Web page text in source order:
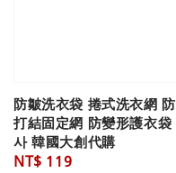
防皺洗衣袋 捲式洗衣網 防
打結固定網 防變形護衣袋
사 韓國大創代購
Regular
NT$ 119